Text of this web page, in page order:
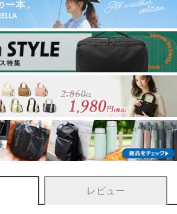
レビュー